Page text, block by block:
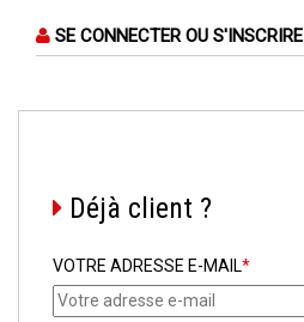
SE CONNECTER OU S'INSCRIRE
Déjà client ?
VOTRE ADRESSE E-MAIL*